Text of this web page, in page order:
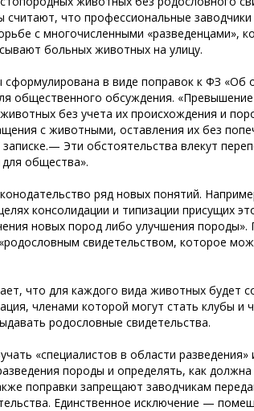
считают, что профессиональные
с многочисленными «разведенцами»,
больных животных на улицу.
в виде поправок к ФЗ
общественного обсуждения.
без учета их происхождения и
с животными, оставления их без
Эти обстоятельства влекут
общества».
ряд новых понятий.
консолидации и типизации присущих
новых пород либо улучшения
свидетельством, которое
что для каждого вида животных будет
членами которой могут стать клубы и
родословные свидетельства.
«специалистов в области
породы и определять, как
поправки запрещают заводчикам
Единственное исключение —